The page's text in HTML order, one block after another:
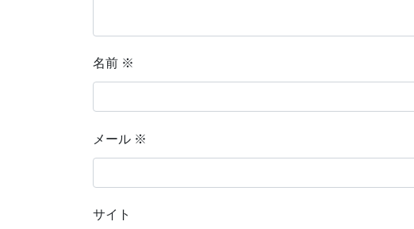
名前 ※
メール ※
サイト